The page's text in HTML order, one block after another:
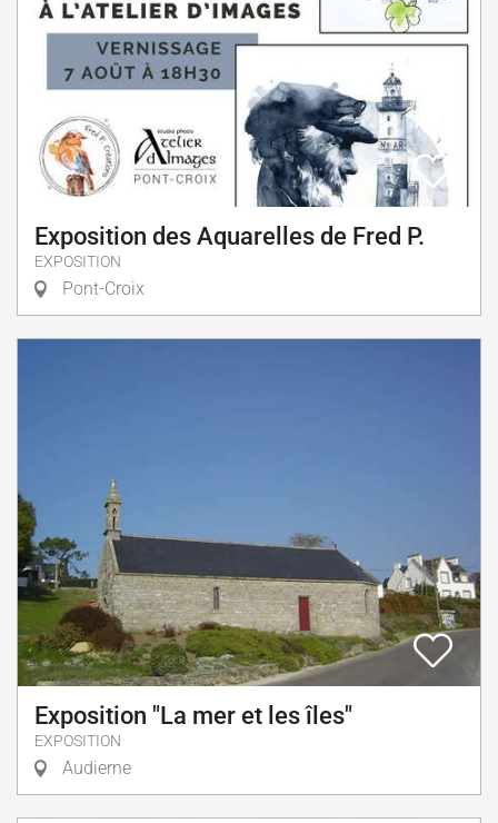
Exposition des Aquarelles de Fred P.
EXPOSITION
Pont-Croix
Exposition "La mer et les îles"
EXPOSITION
Audierne